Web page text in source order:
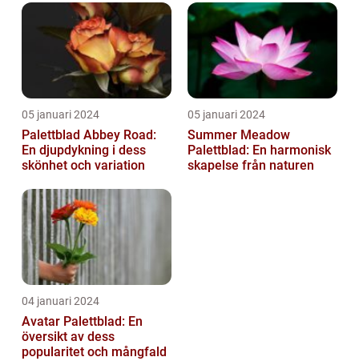
05 januari 2024
Palettblad Abbey Road:
En djupdykning i dess
skönhet och variation
05 januari 2024
Summer Meadow
Palettblad: En harmonisk
skapelse från naturen
04 januari 2024
Avatar Palettblad: En
översikt av dess
popularitet och mångfald